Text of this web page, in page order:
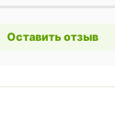
Оставить отзыв